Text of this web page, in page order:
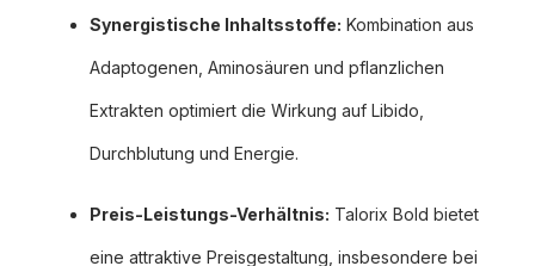
Synergistische Inhaltsstoffe: Kombination aus
Adaptogenen, Aminosäuren und pflanzlichen
Extrakten optimiert die Wirkung auf Libido,
Durchblutung und Energie.
Preis-Leistungs-Verhältnis: Talorix Bold bietet
eine attraktive Preisgestaltung, insbesondere bei